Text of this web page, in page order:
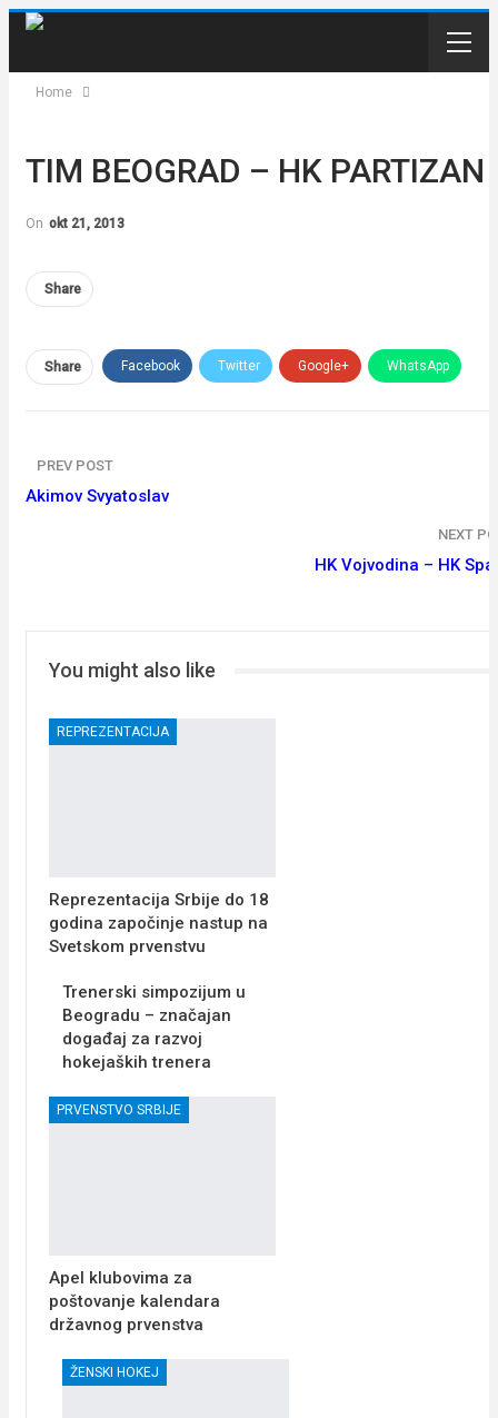
Home
TIM BEOGRAD – HK PARTIZAN
On okt 21, 2013
Share
Share Facebook Twitter Google+ WhatsApp
PREV POST
Akimov Svyatoslav
NEXT
HK Vojvodina – HK
You might also like
REPREZENTACIJA
Reprezentacija Srbije do 18
godina započinje nastup na
Svetskom prvenstvu
Trenerski simpozijum u
Beogradu – značajan
događaj za razvoj
hokejaških trenera
PRVENSTVO SRBIJE
Apel klubovima za
poštovanje kalendara
državnog prvenstva
ŽENSKI HOKEJ